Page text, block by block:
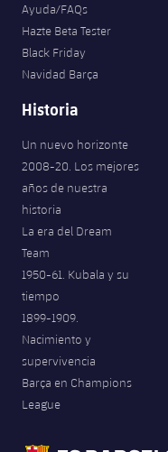
Ayuda/FAQs
Hazte Beta Tester
Black Friday
Navidad Barça
Historia
Un nuevo horizonte
2008-20. Los mejores
años de nuestra
historia
La era del Dream
Team
1950-61. Kubala y su
tiempo
1899-1909.
Nacimiento y
supervivencia
Barça en Champions
League